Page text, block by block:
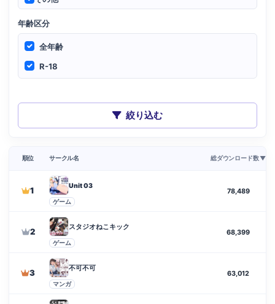
年齢区分
全年齢
R-18
絞り込む
順位 サークル名 総ダウンロード数 ▼
1 Unit 03
ゲーム
78,489
2 スタジオねこキック
ゲーム
68,399
3 不可不可
マンガ
63,012